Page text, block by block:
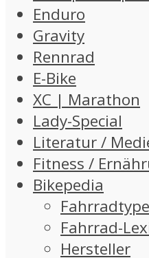
Enduro
Gravity
Rennrad
E-Bike
XC | Marathon
Lady-Special
Literatur /
Fitness /
Bikepedia
Fahrrad-
Hersteller